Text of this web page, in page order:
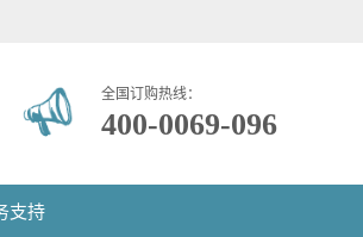
全国订购热线：
400-0069-096
支持